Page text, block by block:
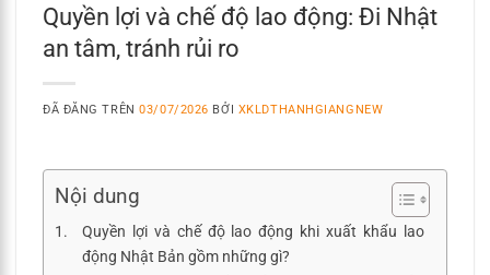
Quyền lợi và chế độ lao động: Đi Nhật
an tâm, tránh rủi ro
ĐÃ ĐĂNG TRÊN03/07/2026 BỞI XKLDTHANHGIANGNEW
Nội dung
Quyền lợi và chế độ lao động khi xuất khẩu lao
động Nhật Bản gồm những gì?